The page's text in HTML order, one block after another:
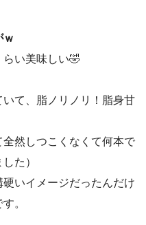
ｗ
い美味しい🤣
て、脂ノリノリ！脂身甘
然しつこくなくて何本で
た）
いイメージだったんだけ
。